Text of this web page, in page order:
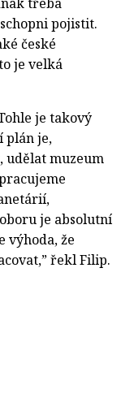
pojistit.
české
je velká
je takový
plán je,
udělat muzeum
je absolutní
výhoda, že
řekl Filip.